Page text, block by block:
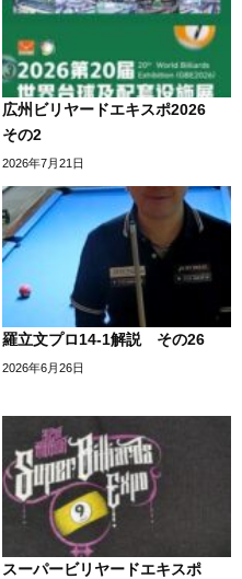
広州ビリヤードエキスポ2026
その2
2026年7月21日
羅立文プロ14-1解説 その26
2026年6月26日
スーパービリヤードエキスポ